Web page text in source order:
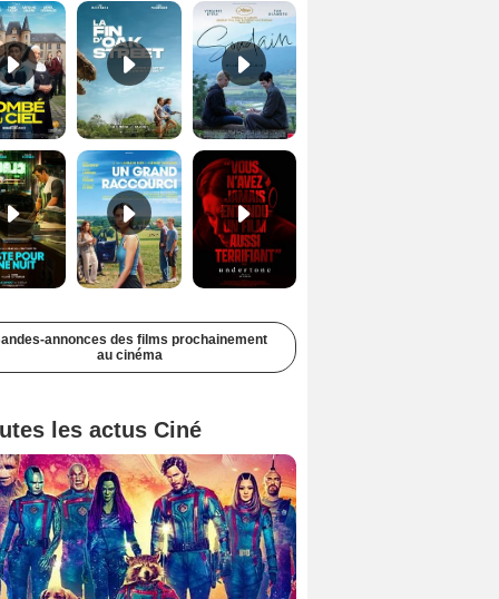
Juste pour une nuit Bande-annonce VO STFR Un grand raccourci Bande-annonce VF Undertone Bande-annonce VO STFR
annonces des films prochainement
au cinéma
les actus Ciné